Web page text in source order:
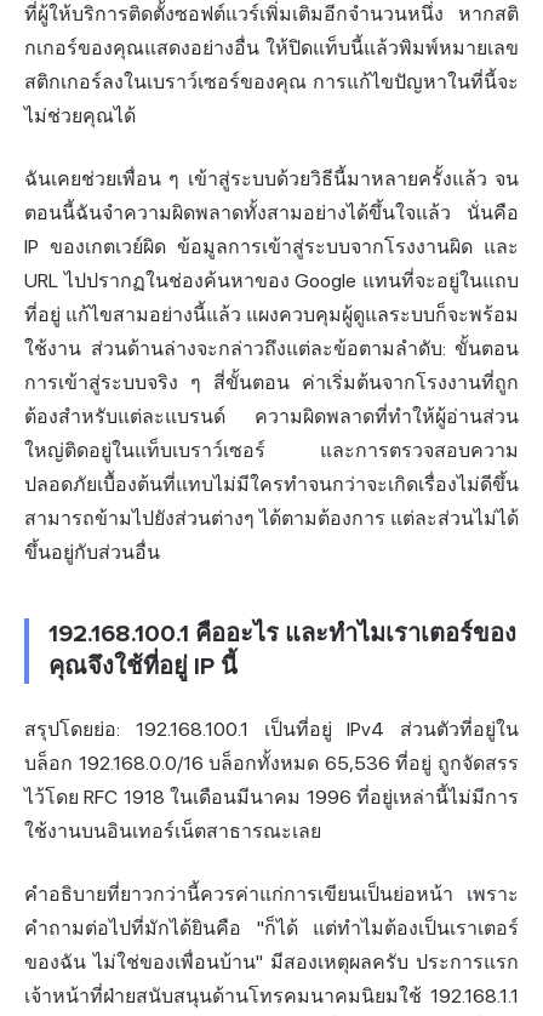
ที่ผู้ให้บริการติดตั้งซอฟต์แวร์เพิ่มเติมอีกจำนวนหนึ่ง หากสติ
กเกอร์ของคุณแสดงอย่างอื่น ให้ปิดแท็บนี้แล้วพิมพ์หมายเลข
สติกเกอร์ลงในเบราว์เซอร์ของคุณ การแก้ไขปัญหาในที่นี้จะ
ไม่ช่วยคุณได้
ฉันเคยช่วยเพื่อน ๆ เข้าสู่ระบบด้วยวิธีนี้มาหลายครั้งแล้ว จน
ตอนนี้ฉันจำความผิดพลาดทั้งสามอย่างได้ขึ้นใจแล้ว นั่นคือ
IP ของเกตเวย์ผิด ข้อมูลการเข้าสู่ระบบจากโรงงานผิด และ
URL ไปปรากฏในช่องค้นหาของ Google แทนที่จะอยู่ในแถบ
ที่อยู่ แก้ไขสามอย่างนี้แล้ว แผงควบคุมผู้ดูแลระบบก็จะพร้อม
ใช้งาน ส่วนด้านล่างจะกล่าวถึงแต่ละข้อตามลำดับ: ขั้นตอน
การเข้าสู่ระบบจริง ๆ สี่ขั้นตอน ค่าเริ่มต้นจากโรงงานที่ถูก
ต้องสำหรับแต่ละแบรนด์ ความผิดพลาดที่ทำให้ผู้อ่านส่วน
ใหญ่ติดอยู่ในแท็บเบราว์เซอร์ และการตรวจสอบความ
ปลอดภัยเบื้องต้นที่แทบไม่มีใครทำจนกว่าจะเกิดเรื่องไม่ดีขึ้น
สามารถข้ามไปยังส่วนต่างๆ ได้ตามต้องการ แต่ละส่วนไม่ได้
ขึ้นอยู่กับส่วนอื่น
192.168.100.1 คืออะไร และทำไมเราเตอร์ของ
คุณจึงใช้ที่อยู่ IP นี้
สรุปโดยย่อ: 192.168.100.1 เป็นที่อยู่ IPv4 ส่วนตัวที่อยู่ใน
บล็อก 192.168.0.0/16 บล็อกทั้งหมด 65,536 ที่อยู่ ถูกจัดสรร
ไว้โดย RFC 1918 ในเดือนมีนาคม 1996 ที่อยู่เหล่านี้ไม่มีการ
ใช้งานบนอินเทอร์เน็ตสาธารณะเลย
คำอธิบายที่ยาวกว่านี้ควรค่าแก่การเขียนเป็นย่อหน้า เพราะ
คำถามต่อไปที่มักได้ยินคือ "ก็ได้ แต่ทำไมต้องเป็นเราเตอร์
ของฉัน ไม่ใช่ของเพื่อนบ้าน" มีสองเหตุผลครับ ประการแรก
เจ้าหน้าที่ฝ่ายสนับสนุนด้านโทรคมนาคมนิยมใช้ 192.168.1.1